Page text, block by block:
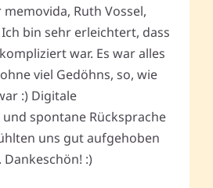
Ruth Vossel,
bin sehr erleichtert, dass
war. Es war alles
viel Gedöhns, so, wie
:) Digitale
spontane Rücksprache
uns gut aufgehoben
:)